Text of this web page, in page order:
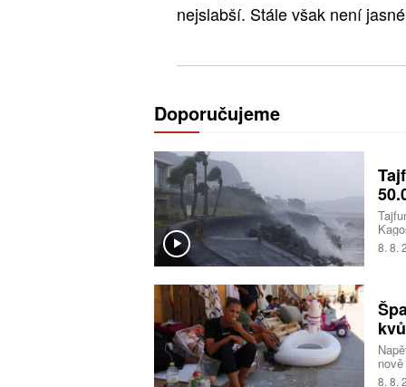
nejslabší. Stále však není
Doporučujeme
8. 8.
pro
8. 8.